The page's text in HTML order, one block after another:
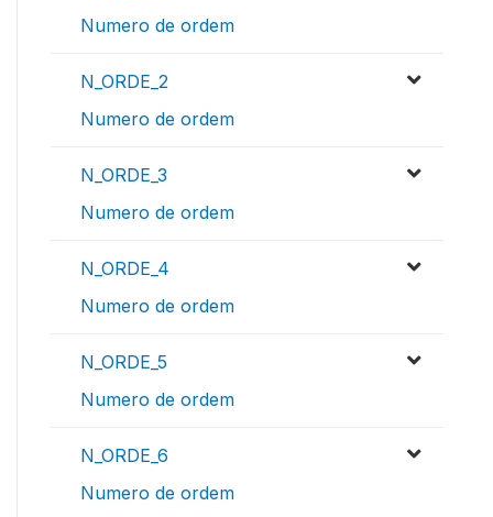
Numero de ordem
N_ORDE_2
Numero de ordem
N_ORDE_3
Numero de ordem
N_ORDE_4
Numero de ordem
N_ORDE_5
Numero de ordem
N_ORDE_6
Numero de ordem